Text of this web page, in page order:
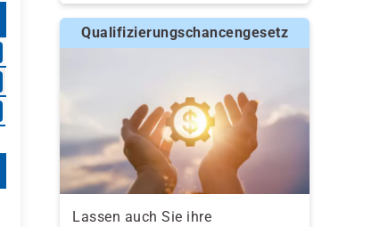
Qualifizierungschancengesetz
Lassen auch Sie ihre